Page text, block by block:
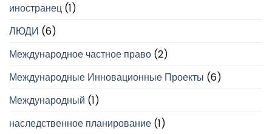
иностранец (1)
ЛЮДИ (6)
Международное частное право (2)
Международные Инновационные Проекты (6)
Международный (1)
наследственное планирование (1)